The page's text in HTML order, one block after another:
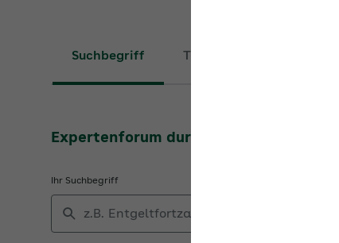
Suchbegriff Thema
Expertenforum durchsuchen
Ihr Suchbegriff